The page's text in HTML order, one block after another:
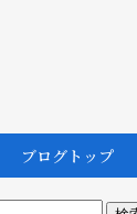
ブログトップ